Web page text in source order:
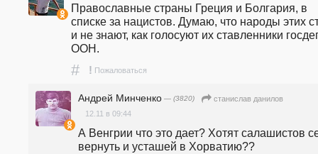
Православные страны Греция и Болгария, в
списке за нацистов. Думаю, что народы этих
и не знают, как голосуют их ставленники
ООН.
# ! Пожаловаться
Андрей Минченко — (3820)
станислав данилов
12.11 в 09:44
А Венгрии что это дает? Хотят салашистов
вернуть и усташей в Хорватию??